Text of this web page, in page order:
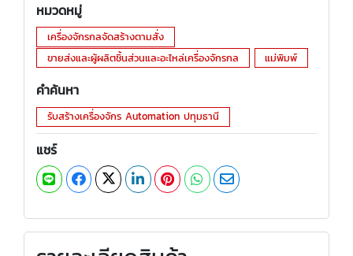
หมวดหมู่
เครื่องจักรกลจัดสร้างตามสั่ง
ขายส่งและผู้ผลิตชิ้นส่วนและอะไหล่เครื่องจักรกล
แม่พิมพ์
คำค้นหา
รับสร้างเครื่องจักร Automation ปทุมธานี
แชร์